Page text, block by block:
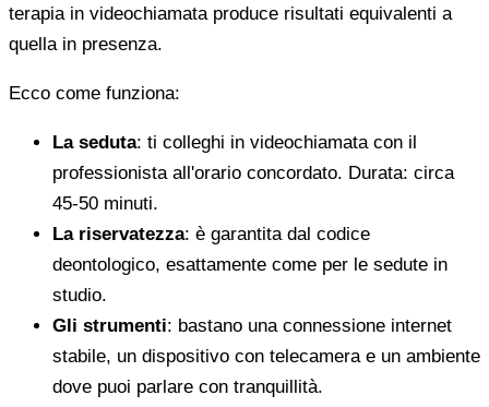
terapia in videochiamata produce risultati equivalenti a
quella in presenza.
Ecco come funziona:
La seduta: ti colleghi in videochiamata con il
professionista all'orario concordato. Durata: circa
45-50 minuti.
La riservatezza: è garantita dal codice
deontologico, esattamente come per le sedute in
studio.
Gli strumenti: bastano una connessione internet
stabile, un dispositivo con telecamera e un ambiente
dove puoi parlare con tranquillità.